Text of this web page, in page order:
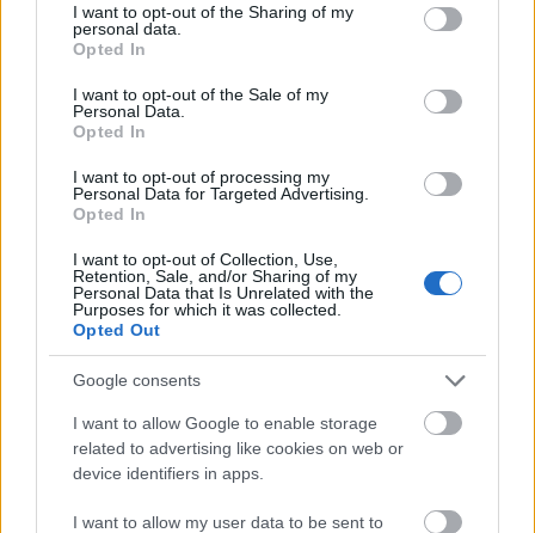
not limited to your visit or usage behaviour. You may click to
grant or deny consent to Google and its third-party tags to
use your data for below specified purposes in below Google
consent section.
I want to opt-out of the Sharing of my
personal data.
Opted In
I want to opt-out of the Sale of my
Personal Data.
Opted In
I want to opt-out of processing my
Personal Data for Targeted Advertising.
Opted In
I want to opt-out of Collection, Use,
Retention, Sale, and/or Sharing of my
Personal Data that Is Unrelated with the
Purposes for which it was collected.
Opted Out
Google consents
I want to allow Google to enable storage
related to advertising like cookies on web or
device identifiers in apps.
I want to allow my user data to be sent to
Szentmártoni Béla, "a mély-ég
apostola" | Orha Zoltán
Sokolébresztő – az űrös műsor #231
Sokolébresztő•2026. április 09.
Adásunkban – az adás elején jelentkező technikai
problémák leküzdése után – Szentmártoni Bélára, a
amatőrcsillagászra, az 55 éves Albireo
Amatörcsillagász Klub alapítójára emlékezünk
munkásságának avatott ismerőjével, visszatérő
vendégünkkel, Orha Zoltánnal.